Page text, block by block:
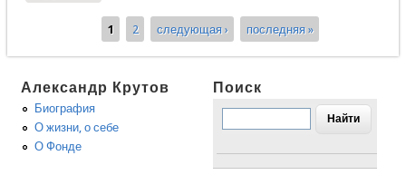
Страницы
1 2 следующая › последняя »
Александр Крутов
Биография
О жизни, о себе
О Фонде
Поиск